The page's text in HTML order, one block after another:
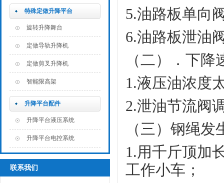
特殊定做升降平台
旋转升降舞台
定做导轨升降机
定做剪叉升降机
智能限高架
升降平台配件
升降平台液压系统
升降平台电控系统
联系我们
5.油路板单向
6.油路板泄油
（二）
．下降
1.液压油浓度
2.泄油节流阀
（三） 钢绳发
1.用千斤顶加
工作小车；